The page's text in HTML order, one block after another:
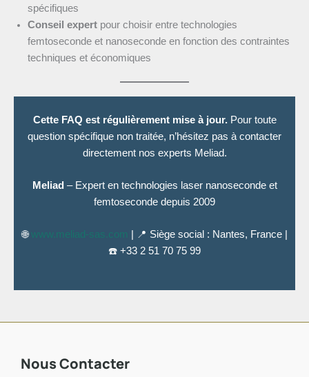
spécifiques
Conseil expert pour choisir entre technologies
femtoseconde et nanoseconde en fonction des contraintes
techniques et économiques
Cette FAQ est régulièrement mise à jour.Pour toute
question spécifique non traitée, n’hésitez pas à contacter
directement nos experts Meliad.
Meliad – Expert en technologies laser nanoseconde et
femtoseconde depuis 2009
🌐www.meliad-sas.com | 📍 Siège social : Nantes, France |
☎️ +33 2 51 70 75 99
Nous Contacter